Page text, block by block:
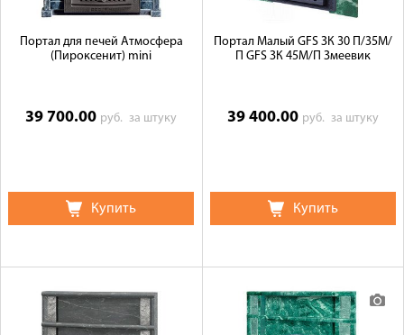
Портал для печей Атмосфера
(Пироксенит) mini
39 700.00 руб.за штуку
Купить
Портал Малый GFS ЗК 30 П/35М/
П GFS ЗК 45М/П Змеевик
39 400.00 руб. за штуку
Купить